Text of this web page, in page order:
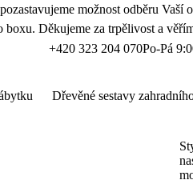
možnost odběru
boxu. Děkujeme za trpělivost a
+420 323 204 070Po-Pá
Dřevěné sestavy